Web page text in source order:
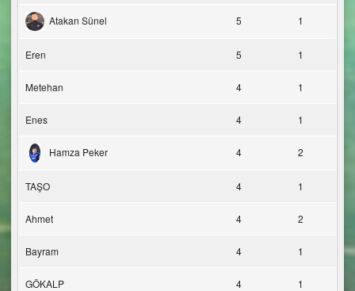
Atakan Sünel 5 1
Eren 5 1
Metehan 4 1
Enes 4 1
Hamza Peker 4 2
TAŞO 4 1
Ahmet 4 2
Bayram 4 1
GÖKALP 4 1